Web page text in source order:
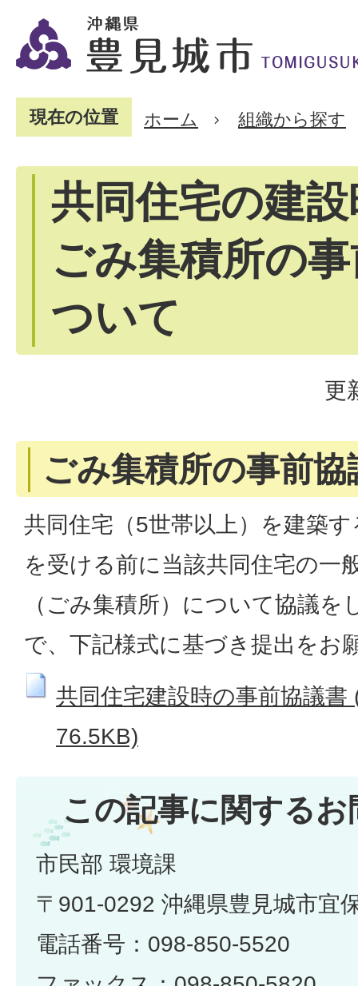
現在の位置 ホーム 組織から探す
共同住宅の建
ごみ集積所の
ついて
更
ごみ集積所の事前
共同住宅（5世帯以上）を建築
を受ける前に当該共同住宅の一
（ごみ集積所）について協議
で、下記様式に基づき提出をお
共同住宅建設時の事前協議書
76.5KB)
この記事に関する
市民部 環境課
〒901-0292 沖縄県豊見城市宜
電話番号：098-850-5520